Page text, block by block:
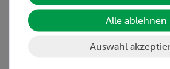
Alle ablehnen
Auswahl